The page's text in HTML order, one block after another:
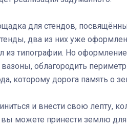
для стендов,
два из них уже
из типографии. Но
облагородить
которому дорога память о
и внести свою лепту,
вы можете принести землю